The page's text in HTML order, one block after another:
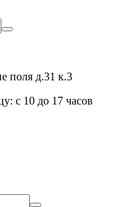
поля д.31 к.3
с 10 до 17 часов